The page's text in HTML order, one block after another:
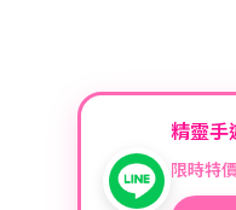
精靈手
限時特價